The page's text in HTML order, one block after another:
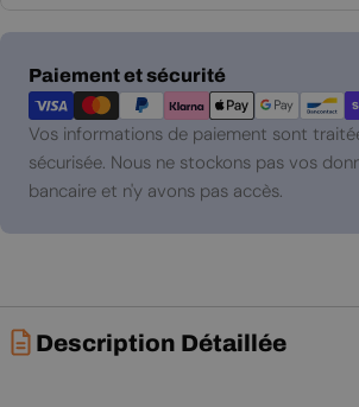
Paiement et sécurité
Modes
de
paiement
Vos informations de paiement sont
sécurisée. Nous ne stockons pas vos
bancaire et n'y avons pas accès.
Description Détaillée